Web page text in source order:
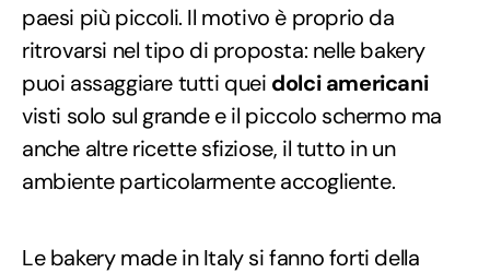
paesi più piccoli. Il motivo è proprio da
ritrovarsi nel tipo di proposta: nelle bakery
puoi assaggiare tutti quei dolci americani
visti solo sul grande e il piccolo schermo ma
anche altre ricette sfiziose, il tutto in un
ambiente particolarmente accogliente.
Le bakery made in Italy si fanno forti della